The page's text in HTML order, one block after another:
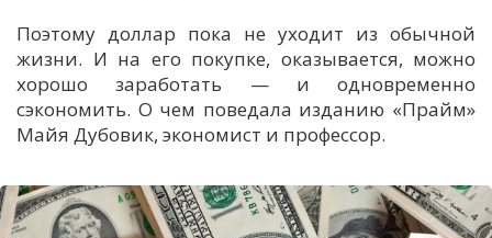
Поэтому доллар пока не уходит из обычной
жизни. И на его покупке, оказывается, можно
хорошо заработать — и одновременно
сэкономить. О чем поведала изданию «Прайм»
Майя Дубовик, экономист и профессор.